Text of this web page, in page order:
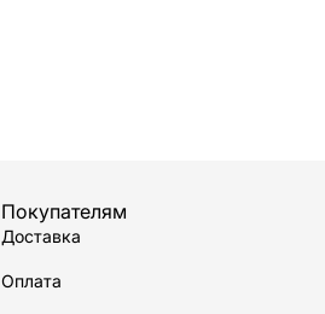
Покупателям
Доставка
Оплата